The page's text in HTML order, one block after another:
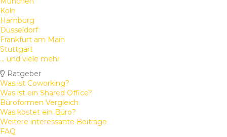
Köln
Hamburg
Düsseldorf
Frankfurt am Main
Stuttgart
... und viele mehr
Ratgeber
Was ist Coworking?
Was ist ein Shared Office?
Büroformen Vergleich
Was kostet ein Büro?
Weitere interessante Beiträge
FAQ